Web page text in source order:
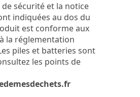
de sécurité et la notice
indiquées au dos du
est conforme aux
la réglementation
piles et batteries sont
les points de